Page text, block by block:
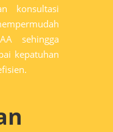
konsultasi
sehingga
kepatuhan